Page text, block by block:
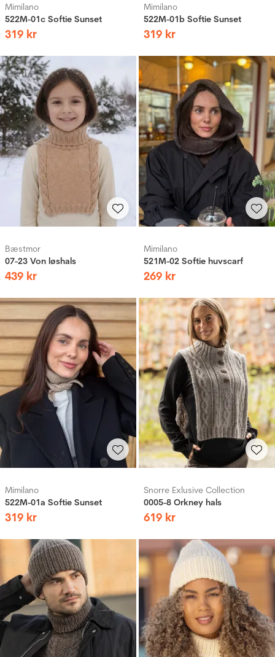
Mimilano
522M-01c Softie Sunset
319 kr
Mimilano
522M-01b Softie Sunset
319 kr
Bæstmor
07-23 Von løshals
439 kr
Mimilano
521M-02 Softie huvscarf
269 kr
Mimilano
522M-01a Softie Sunset
319 kr
Snorre Exlusive Collection
0005-8 Orkney hals
619 kr